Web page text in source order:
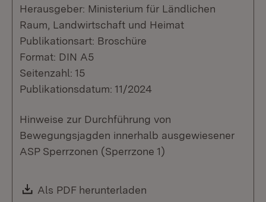
Herausgeber: Ministerium für Ländlichen
Raum, Landwirtschaft und Heimat
Publikationsart: Broschüre
Format: DIN A5
Seitenzahl: 15
Publikationsdatum: 11/2024
Hinweise zur Durchführung von
Bewegungsjagden innerhalb ausgewiesener
ASP Sperrzonen (Sperrzone 1)
Download:
Als PDF herunterladen